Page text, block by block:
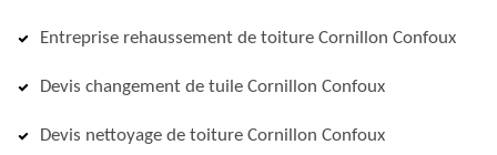
Entreprise rehaussement de toiture Cornillon Confoux
Devis changement de tuile Cornillon Confoux
Devis nettoyage de toiture Cornillon Confoux